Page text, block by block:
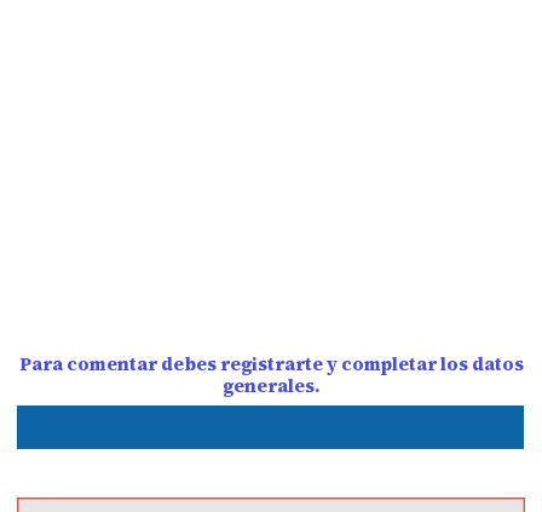
Para comentar debes registrarte y completar los datos
generales.